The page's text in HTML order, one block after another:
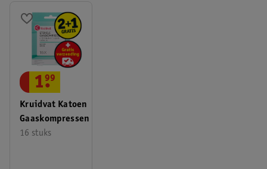
Kruidvat Katoen
Gaaskompressen
16 stuks
1.
99